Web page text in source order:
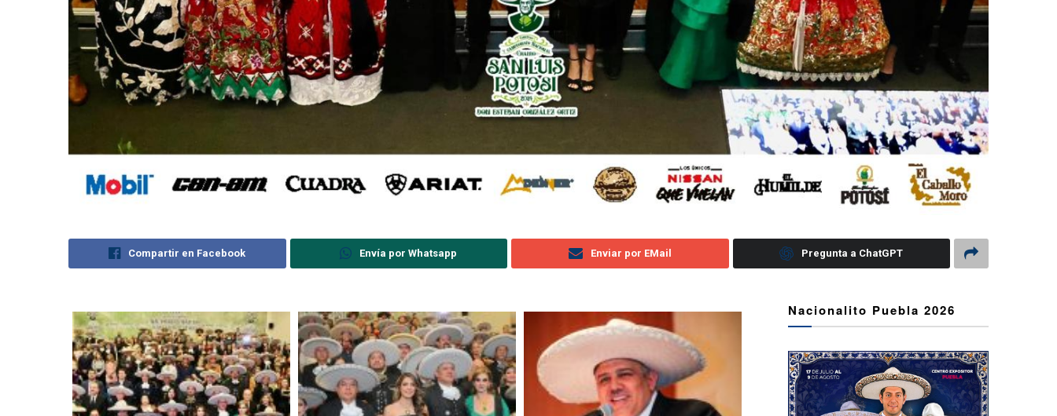
Compartir en Facebook Envía por Whatsapp Enviar por EMail Pregunta a ChatGPT
Nacionalito Puebla 2026